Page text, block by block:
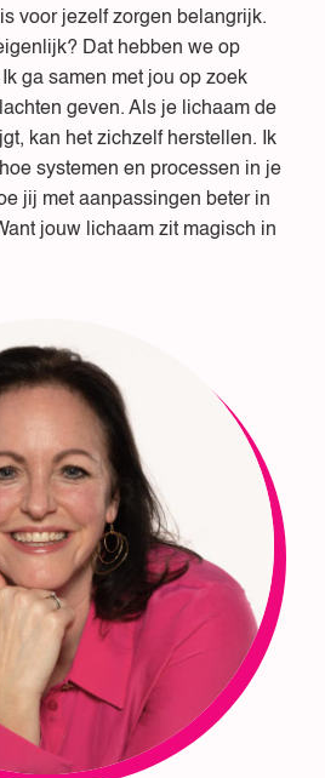
voor jezelf zorgen belangrijk.
Dat hebben we op
ga samen met jou op zoek
geven. Als je lichaam de
kan het zichzelf herstellen. Ik
systemen en processen in je
jij met aanpassingen beter in
jouw lichaam zit magisch in